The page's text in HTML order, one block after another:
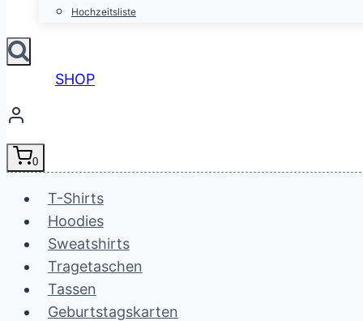
Hochzeitsliste
SHOP
0
T-Shirts
Hoodies
Sweatshirts
Tragetaschen
Tassen
Geburtstagskarten